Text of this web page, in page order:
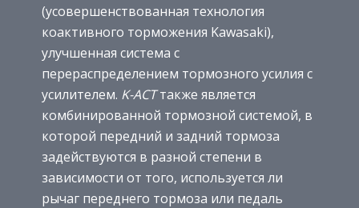
(усовершенствованная технология
коактивного торможения Kawasaki),
улучшенная система с
перераспределением тормозного усилия с
усилителем. K-ACTтакже является
комбинированной тормозной системой, в
которой передний и задний тормоза
задействуются в разной степени в
зависимости от того, используется ли
рычаг переднего тормоза или педаль